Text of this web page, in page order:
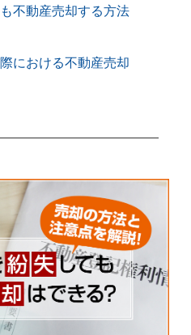
不動産売却する方法
における不動産売却